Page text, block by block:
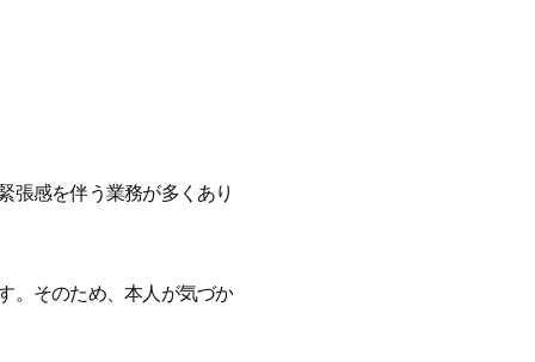
張感を伴う業務が多くあり
。そのため、本人が気づか